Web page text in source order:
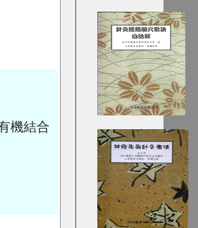
機結合